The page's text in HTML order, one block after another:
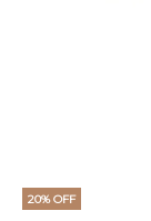
20% OFF